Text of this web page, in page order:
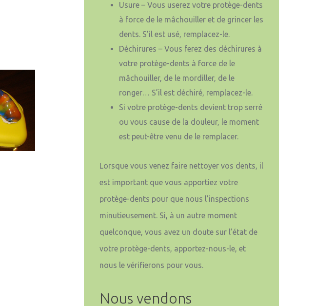
Usure – Vous userez votre protège-dents
à force de le mâchouiller et de grincer les
dents. S’il est usé, remplacez-le.
Déchirures – Vous ferez des déchirures à
votre protège-dents à force de le
mâchouiller, de le mordiller, de le
ronger… S’il est déchiré, remplacez-le.
Si votre protège-dents devient trop serré
ou vous cause de la douleur, le moment
est peut-être venu de le remplacer.
Lorsque vous venez faire nettoyer vos dents, il
est important que vous apportiez votre
protège-dents pour que nous l’inspections
minutieusement. Si, à un autre moment
quelconque, vous avez un doute sur l’état de
votre protège-dents, apportez-nous-le, et
nous le vérifierons pour vous.
Nous vendons